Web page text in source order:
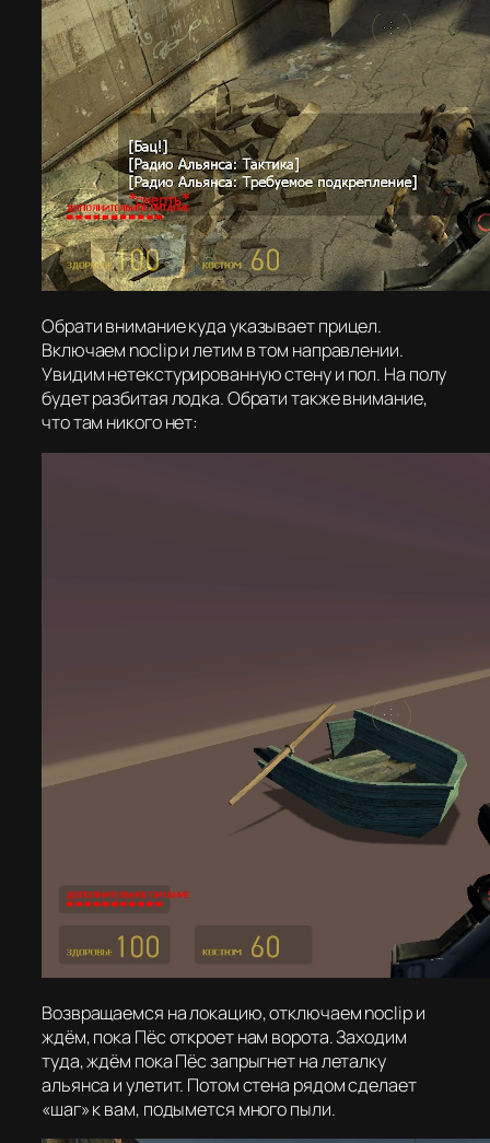
Обрати внимание куда указывает прицел.
Включаем noclip и летим в том направлении.
Увидим нетекстурированную стену и пол. На полу
будет разбитая лодка. Обрати также внимание,
что там никого нет:
Возвращаемся на локацию, отключаем noclip и
ждём, пока Пёс откроет нам ворота. Заходим
туда, ждём пока Пёс запрыгнет на леталку
альянса и улетит. Потом стена рядом сделает
«шаг» к вам, подымется много пыли.